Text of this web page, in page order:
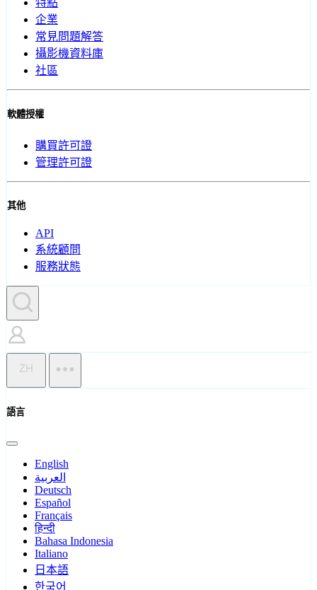
特點
企業
常見問題解答
攝影機資料庫
社區
軟體授權
購買許可證
管理許可證
其他
API
系統顧問
服務狀態
ZH
語言
English
العربية
Deutsch
Español
Français
हिन्दी
Bahasa Indonesia
Italiano
日本語
한국어